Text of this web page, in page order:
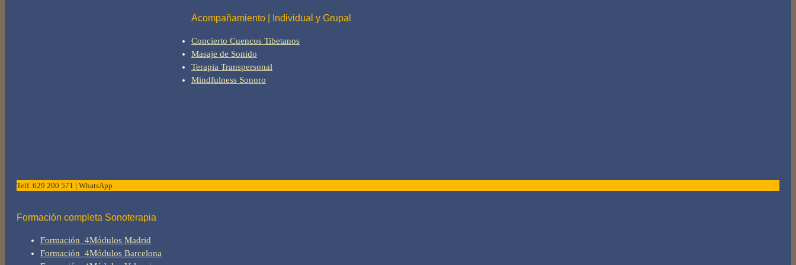
Acompañamiento | Individual y Grupal
Concierto Cuencos Tibetanos
Masaje de Sonido
Terapia Transpersonal
Mindfulness Sonoro
Telf. 629 200 571 | WhatsApp
Formación completa Sonoterapia
Formación_4Módulos Madrid
Formación_4Módulos Barcelona